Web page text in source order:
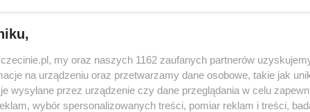
Blu
Za ile?
darmowe
my oraz naszych 1162 zaufanych partnerów
na urządzeniu oraz przetwarzamy dane osobowe, takie jak
wysyłane przez urządzenie czy dane przeglądania w celu
wybór spersonalizowanych treści, pomiar reklam i treści,